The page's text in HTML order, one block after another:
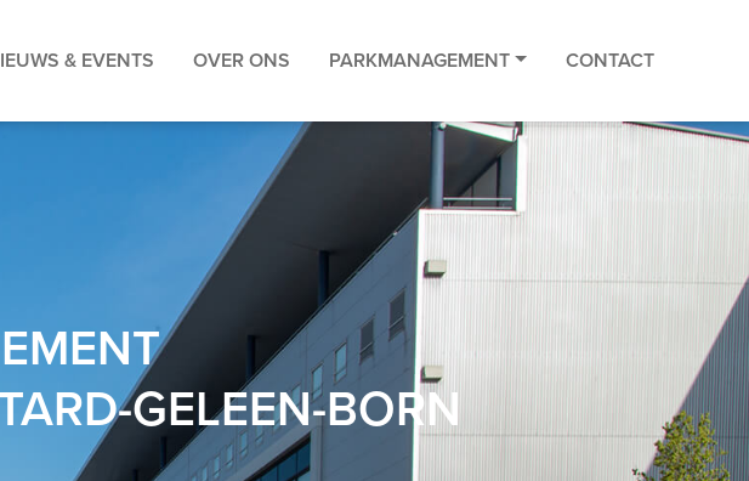
& EVENTS OVER ONS PARKMANAGEMENT CONTACT
GELEEN-BORN